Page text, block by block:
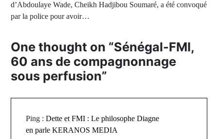
d’Abdoulaye Wade, Cheikh Hadjibou Soumaré, a été convoqué
par la police pour avoir…
One thought on “Sénégal-FMI,
60 ans de compagnonnage
sous perfusion”
Ping : Dette et FMI : Le philosophe Diagne
en parle KERANOS MEDIA